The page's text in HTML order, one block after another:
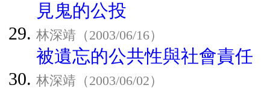
見鬼的公投
林深靖（2003/06/16）
被遺忘的公共性與社會責任
林深靖（2003/06/02）